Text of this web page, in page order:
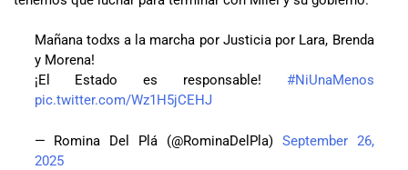
Mañana todxs a la marcha por Justicia por Lara, Brenda
y Morena!
¡El Estado es responsable! #NiUnaMenos
pic.twitter.com/Wz1H5jCEHJ
— Romina Del Plá (@RominaDelPla) September 26,
2025